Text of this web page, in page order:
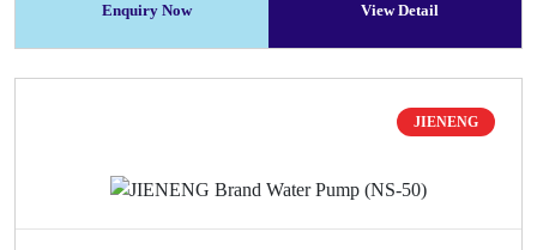
Enquiry Now View Detail
JIENENG